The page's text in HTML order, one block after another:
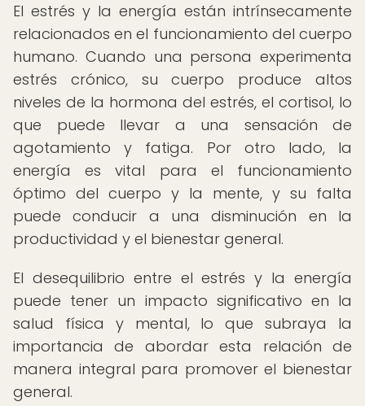
El estrés y la energía están intrínsecamente
relacionados en el funcionamiento del cuerpo
humano. Cuando una persona experimenta
estrés crónico, su cuerpo produce altos
niveles de la hormona del estrés, el cortisol, lo
que puede llevar a una sensación de
agotamiento y fatiga. Por otro lado, la
energía es vital para el funcionamiento
óptimo del cuerpo y la mente, y su falta
puede conducir a una disminución en la
productividad y el bienestar general.
El desequilibrio entre el estrés y la energía
puede tener un impacto significativo en la
salud física y mental, lo que subraya la
importancia de abordar esta relación de
manera integral para promover el bienestar
general.